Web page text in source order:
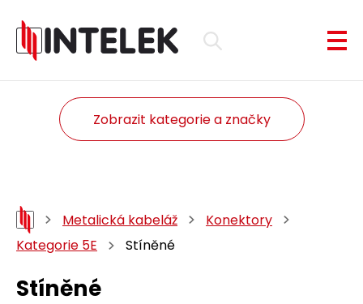
Zobrazit kategorie a značky
Metalická kabeláž
Konektory
Kategorie 5E
Stíněné
Stíněné